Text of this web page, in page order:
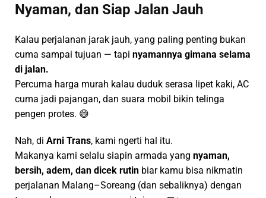
Nyaman, dan Siap Jalan Jauh
Kalau perjalanan jarak jauh, yang paling penting bukan
cuma sampai tujuan — tapi nyamannya gimana selama
di jalan.
Percuma harga murah kalau duduk serasa lipet kaki, AC
cuma jadi pajangan, dan suara mobil bikin telinga
pengen protes. 😅
Nah, di Arni Trans, kami ngerti hal itu.
Makanya kami selalu siapin armada yang nyaman,
bersih, adem, dan dicek rutin biar kamu bisa nikmatin
perjalanan Malang–Soreang (dan sebaliknya) dengan